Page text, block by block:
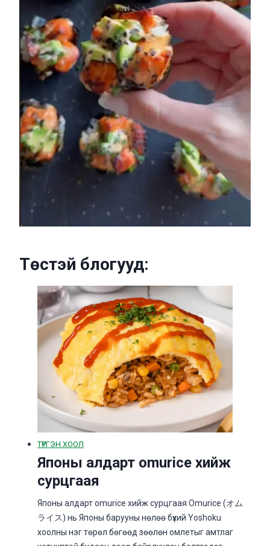
Төстэй блогууд:
ТҮРГЭН ХООЛ
Японы алдарт omurice хийж
сурцгаая
Японы алдарт omurice хийж сурцгаая Omurice (オム
ライス) нь Японы барууны нөлөө бүхий Yoshoku
хоолны нэг төрөл бөгөөд зөөлөн омлетыг амтлаг